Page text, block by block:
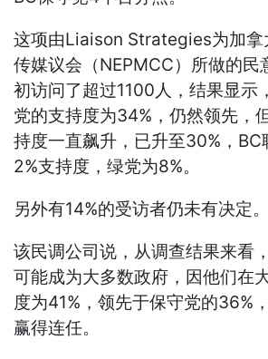
这项由Liaison Strategies为加拿
传媒议会（NEPMCC）所做的民
初访问了超过1100人，结果显示
党的支持度为34%，仍然领先，
持度一直飙升，已升至30%，BC
2%支持度，绿党为8%。
另外有14%的受访者仍未有决定。
该民调公司说，从调查结果来看
可能成为大多数政府，因他们在
度为41%，领先于保守党的36%
赢得连任。